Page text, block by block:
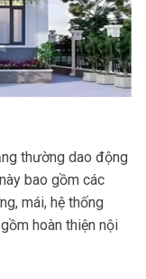
thường dao động
bao gồm các
mái, hệ thống
hoàn thiện nội